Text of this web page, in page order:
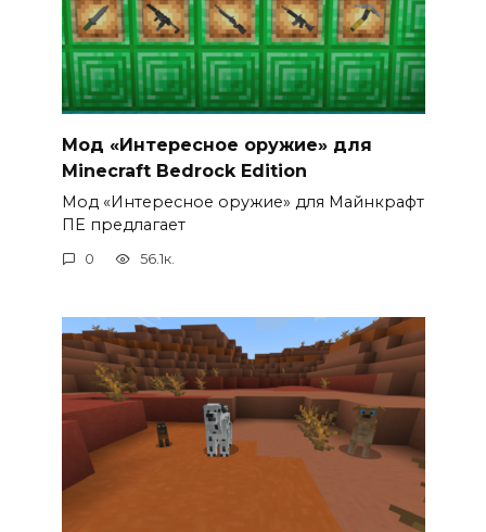
Мод «Интересное оружие» для
Minecraft Bedrock Edition
Мод «Интересное оружие» для Майнкрафт
ПЕ предлагает
0 56.1к.